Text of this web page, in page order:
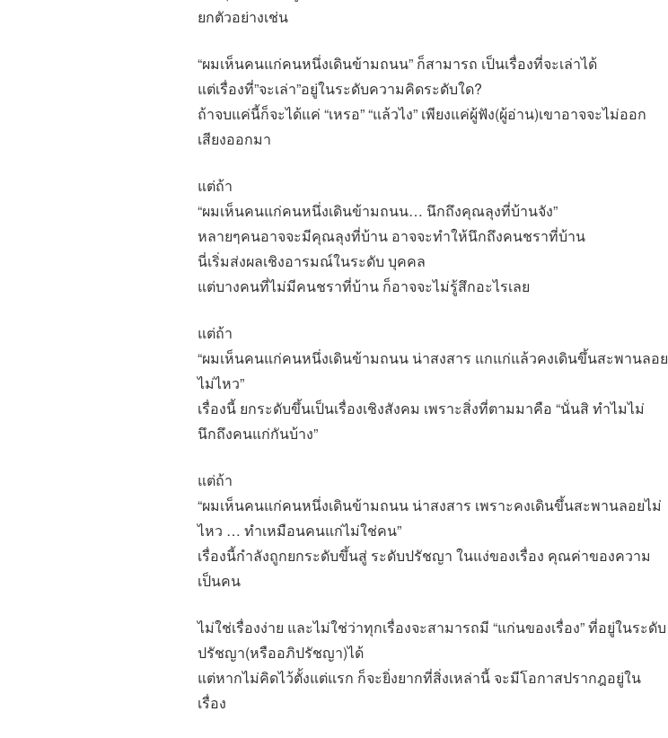
ยกตัวอย่างเช่น
“ผมเห็นคนแก่คนหนึ่งเดินข้ามถนน” ก็สามารถ เป็นเรื่องที่จะเล่าได้
แต่เรื่องที่”จะเล่า”อยู่ในระดับความคิดระดับใด?
ถ้าจบแค่นี้ก็จะได้แค่ “เหรอ” “แล้วไง” เพียงแค่ผู้ฟัง(ผู้อ่าน)เขาอาจจะไม่ออก
เสียงออกมา
แต่ถ้า
“ผมเห็นคนแก่คนหนึ่งเดินข้ามถนน… นึกถึงคุณลุงที่บ้านจัง”
หลายๆคนอาจจะมีคุณลุงที่บ้าน อาจจะทำให้นึกถึงคนชราที่บ้าน
นี่เริ่มส่งผลเชิงอารมณ์ในระดับ บุคคล
แต่บางคนที่ไม่มีคนชราที่บ้าน ก็อาจจะไม่รู้สึกอะไรเลย
แต่ถ้า
“ผมเห็นคนแก่คนหนึ่งเดินข้ามถนน น่าสงสาร แกแก่แล้วคงเดินขึ้นสะพานลอย
ไม่ไหว”
เรื่องนี้ ยกระดับขึ้นเป็นเรื่องเชิงสังคม เพราะสิ่งที่ตามมาคือ “นั่นสิ ทำไมไม่
นึกถึงคนแก่กันบ้าง”
แต่ถ้า
“ผมเห็นคนแก่คนหนึ่งเดินข้ามถนน น่าสงสาร เพราะคงเดินขึ้นสะพานลอยไม่
ไหว … ทำเหมือนคนแก่ไม่ใช่คน”
เรื่องนี้กำลังถูกยกระดับขึ้นสู่ ระดับปรัชญา ในแง่ของเรื่อง คุณค่าของความ
เป็นคน
ไม่ใช่เรื่องง่าย และไม่ใช่ว่าทุกเรื่องจะสามารถมี “แก่นของเรื่อง” ที่อยู่ในระดับ
ปรัชญา(หรืออภิปรัชญา)ได้
แต่หากไม่คิดไว้ตั้งแต่แรก ก็จะยิ่งยากที่สิ่งเหล่านี้ จะมีโอกาสปรากฎอยู่ใน
เรื่อง